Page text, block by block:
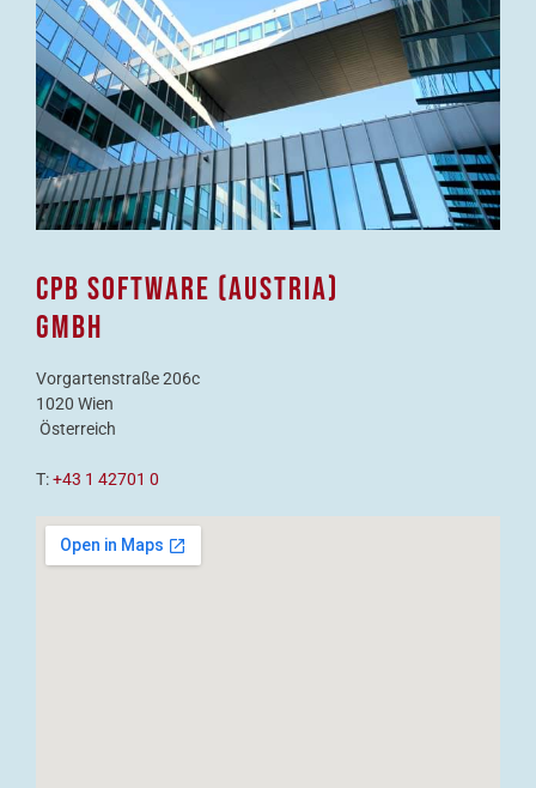
CPB SOFTWARE (AUSTRIA)
GMBH​
Vorgartenstraße 206c
1020 Wien
Österreich
T:+43 1 42701 0